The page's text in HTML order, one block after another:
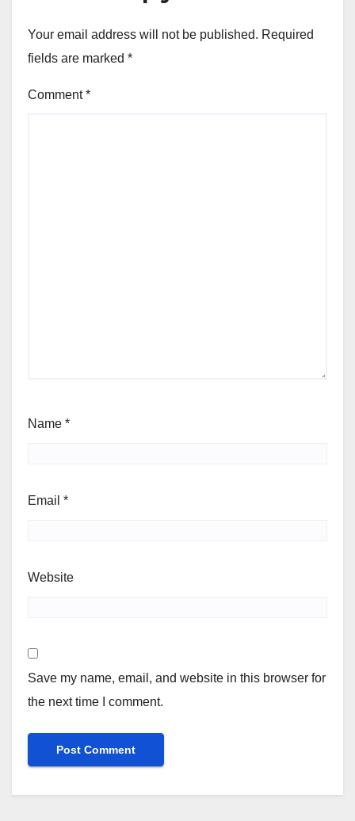
Your email address will not be published. Required
fields are marked *
Comment*
Name *
Email *
Website
Save my name, email, and website in this browser for
the next time I comment.